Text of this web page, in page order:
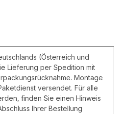
(Österreich und
Lieferung per Spedition mit
Montage
versendet. Für alle
finden Sie einen Hinweis
Ihrer Bestellung